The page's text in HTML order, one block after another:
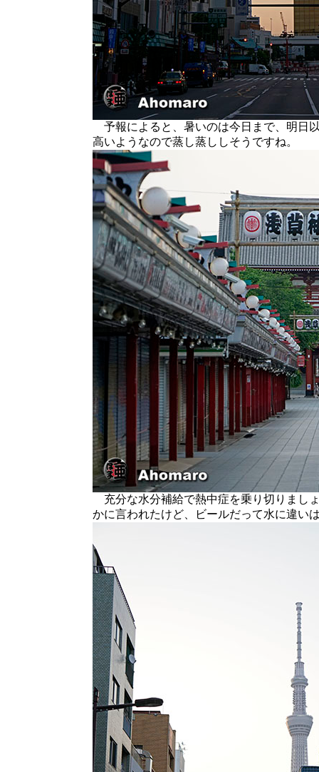
予報によると、暑いのは今日まで、明日
高いようなので蒸し蒸ししそうですね。
充分な水分補給で熱中症を乗り切りまし
かに言われたけど、ビールだって水に違い